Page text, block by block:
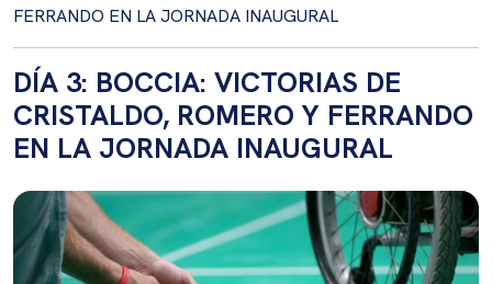
FERRANDO EN LA JORNADA INAUGURAL
DÍA 3: BOCCIA: VICTORIAS DE
CRISTALDO, ROMERO Y FERRANDO
EN LA JORNADA INAUGURAL